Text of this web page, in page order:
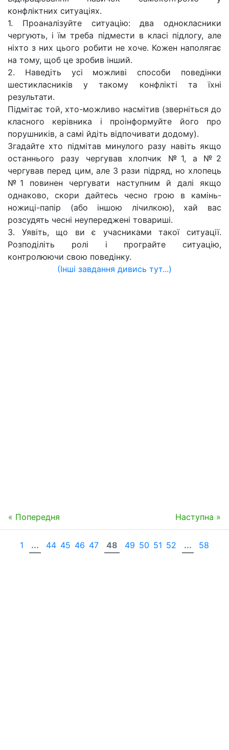
конфліктних ситуаціях.
1. Проаналізуйте ситуацію: два однокласники
чергують, і їм треба підмести в класі підлогу, але
ніхто з них цього робити не хоче. Кожен наполягає
на тому, щоб це зробив інший.
2. Наведіть усі можливі способи поведінки
шестикласників у такому конфлікті та їхні
результати.
Підмітає той, хто-можливо насмітив (зверніться до
класного керівника і проінформуйте його про
порушників, а самі йдіть відпочивати додому).
Згадайте хто підмітав минулого разу навіть якщо
останнього разу чергував хлопчик №1, а №2
чергував перед цим, але 3 рази підряд, но хлопець
№1 повинен чергувати наступним й далі якщо
однаково, скори дайтесь чесно грою в камінь-
ножиці-папір (або іншою лічилкою), хай вас
розсудять чесні неупереджені товариші.
3. Уявіть, що ви є учасниками такої ситуації.
Розподіліть ролі і програйте ситуацію,
контролюючи свою поведінку.
(Інші завдання дивись тут...)
« Попередня Наступна »
1 ... 44 45 46 47 48 49 50 51 52 ... 58